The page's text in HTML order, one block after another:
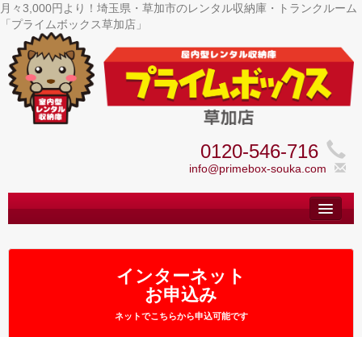
月々3,000円より！埼玉県・草加市のレンタル収納庫・トランクルーム
「プライムボックス草加店」
0120-546-716
info@primebox-souka.com
トップ
– Top –
– User guide –
サイズ料金
インターネット
お申込み
ネットでこちらから申込可能です